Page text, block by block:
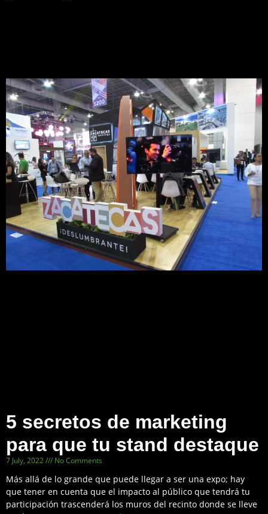
5 secretos de marketing
para que tu stand destaque
7 July, 2022 No Comments
Más allá de lo grande que puede llegar a ser una expo; hay
que tener en cuenta que el impacto al público que tendrá tu
participación trascenderá los muros del recinto donde se lleve